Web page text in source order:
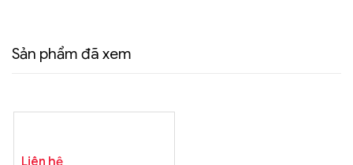
Sản phẩm đã xem
Liên hệ